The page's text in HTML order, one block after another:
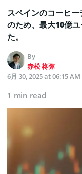
スペインのコーヒ
のため、最大10億
た。
By
赤松 柊弥
6月 30, 2025 at 06:15 AM
1 min read